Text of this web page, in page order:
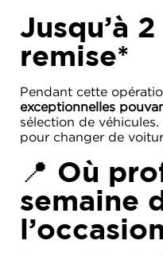
Jusqu’à
remise*
Pendant cette
exceptionnelles
sélection de
pour changer de
📍 Où
semaine